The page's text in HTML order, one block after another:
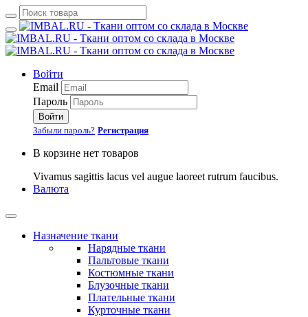
Войти
Email
Пароль
Войти
Забыли пароль? Регистрация
В корзине нет товаров
Vivamus sagittis lacus vel augue laoreet rutrum faucibus.
Валюта
Назначение ткани
Нарядные ткани
Пальтовые ткани
Костюмные ткани
Блузочные ткани
Плательные ткани
Курточные ткани